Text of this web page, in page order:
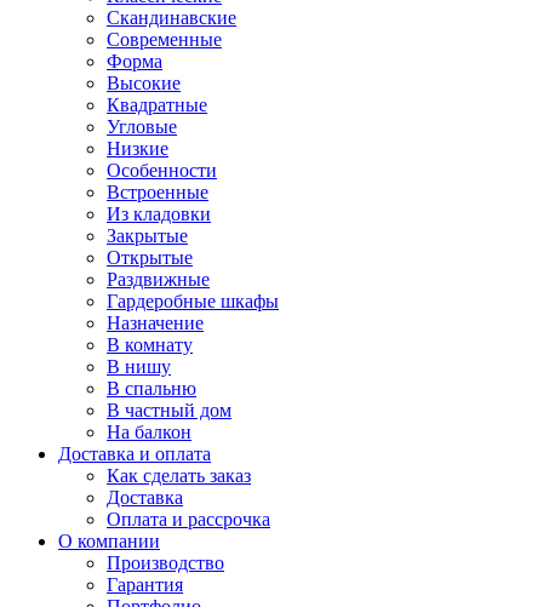
Скандинавские
Современные
Форма
Высокие
Квадратные
Угловые
Низкие
Особенности
Встроенные
Из кладовки
Закрытые
Открытые
Раздвижные
Гардеробные шкафы
Назначение
В комнату
В нишу
В спальню
В частный дом
На балкон
Доставка и оплата
Как сделать заказ
Доставка
Оплата и рассрочка
О компании
Производство
Гарантия